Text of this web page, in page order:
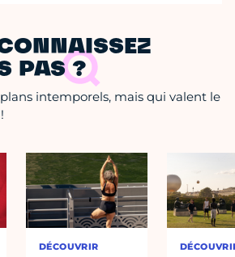
PAS ?
intemporels, mais qui valent le
DÉCOUVRIR